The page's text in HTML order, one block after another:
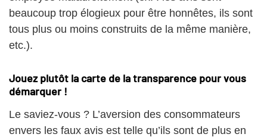
beaucoup trop élogieux pour être honnêtes, ils sont
tous plus ou moins construits de la même manière,
etc.).
Jouez plutôt la carte de la transparence pour vous
démarquer !
Le saviez-vous ? L’aversion des consommateurs
envers les faux avis est telle qu’ils sont de plus en